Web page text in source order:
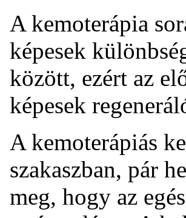
A kemoterápia
képesek
között, ezért az
képesek
A kemoterápiás
szakaszban, pár
meg, hogy az